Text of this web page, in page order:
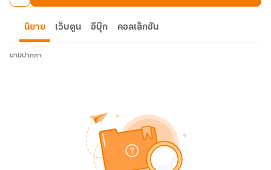
นิยาย เว็บตูน อีบุ๊ก คอลเล็กชัน
นามปากกา